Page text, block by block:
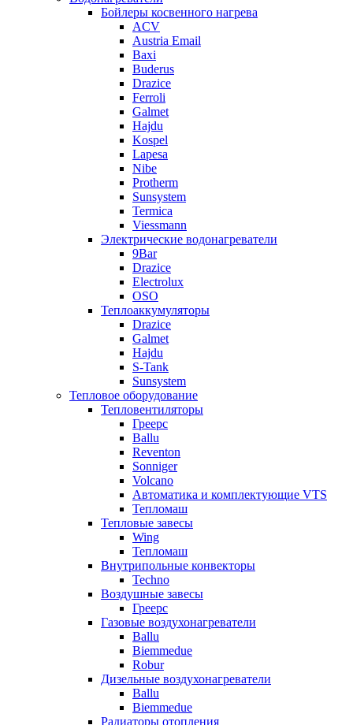
Бойлеры косвенного нагрева
ACV
Austria Email
Baxi
Buderus
Drazice
Ferroli
Galmet
Hajdu
Kospel
Lapesa
Nibe
Protherm
Sunsystem
Termica
Viessmann
Электрические водонагреватели
9Bar
Drazice
Electrolux
OSO
Теплоаккумуляторы
Drazice
Galmet
Hajdu
S-Tank
Sunsystem
Тепловое оборудование
Тепловентиляторы
Греерс
Ballu
Reventon
Sonniger
Volcano
Автоматика и комплектующие VTS
Тепломаш
Тепловые завесы
Wing
Тепломаш
Внутрипольные конвекторы
Techno
Воздушные завесы
Греерс
Газовые воздухонагреватели
Ballu
Biemmedue
Robur
Дизельные воздухонагреватели
Ballu
Biemmedue
Радиаторы отопления